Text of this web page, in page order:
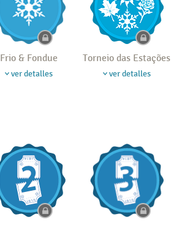
Frio & Fondue
ver detalles
Torneio das Estações
ver detalles